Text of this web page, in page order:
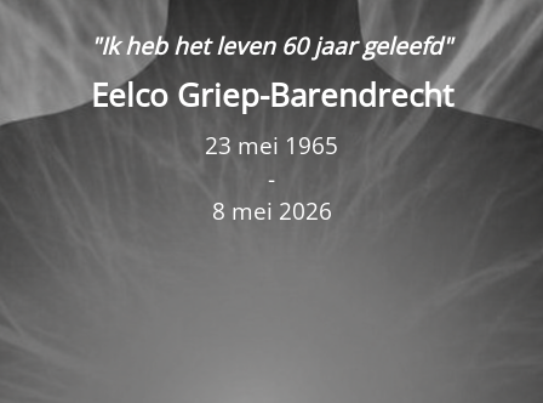
"Ik heb het leven 60 jaar geleefd"
Eelco Griep-Barendrecht
23 mei 1965
-
8 mei 2026